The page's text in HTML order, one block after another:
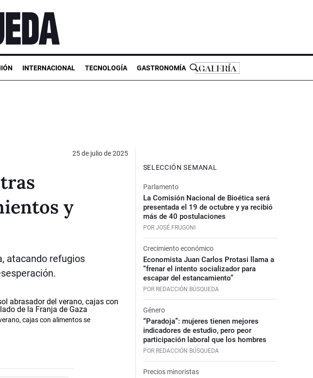
INTERNACIONAL TECNOLOGÍA GASTRONOMÍA
25 de julio de 2025
y
atacando refugios
cajas con alimentos se
SELECCIÓN SEMANAL
Parlamento
La Comisión Nacional de Bioética será
presentada el 19 de octubre y ya recibió
más de 40 postulaciones
POR JOSÉ FRUGONI
Crecimiento económico
Economista Juan Carlos Protasi llama a
“frenar el intento socializador para
escapar del estancamiento”
POR REDACCIÓN BÚSQUEDA
Género
“Paradoja”: mujeres tienen mejores
indicadores de estudio, pero peor
participación laboral que los hombres
POR REDACCIÓN BÚSQUEDA
Precios minoristas